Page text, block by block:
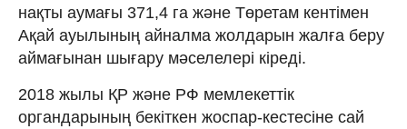
нақты аумағы 371,4 га және Төретам кентімен
Ақай ауылының айналма жолдарын жалға беру
аймағынан шығару мәселелері кіреді.
2018 жылы ҚР және РФ мемлекеттік
органдарының бекіткен жоспар-кестесіне сай